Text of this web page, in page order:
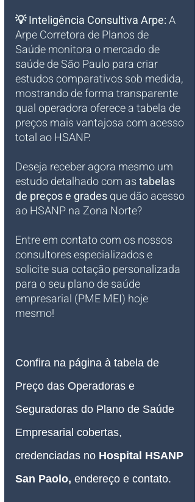
💡 Inteligência Consultiva Arpe: A
Arpe Corretora de Planos de
Saúde monitora o mercado de
saúde de São Paulo para criar
estudos comparativos sob medida,
mostrando de forma transparente
qual operadora oferece a tabela de
preços mais vantajosa com acesso
total ao HSANP.
Deseja receber agora mesmo um
estudo detalhado com as tabelas
de preços e grades que dão acesso
ao HSANP na Zona Norte?
Entre em contato com os nossos
consultores especializados e
solicite sua cotação personalizada
para o seu plano de saúde
empresarial (PME MEI) hoje
mesmo!
Confira na página à tabela de
Preço das Operadoras e
Seguradoras do Plano de Saúde
Empresarial cobertas,
credenciadas no Hospital HSANP
San Paolo, endereço e contato.